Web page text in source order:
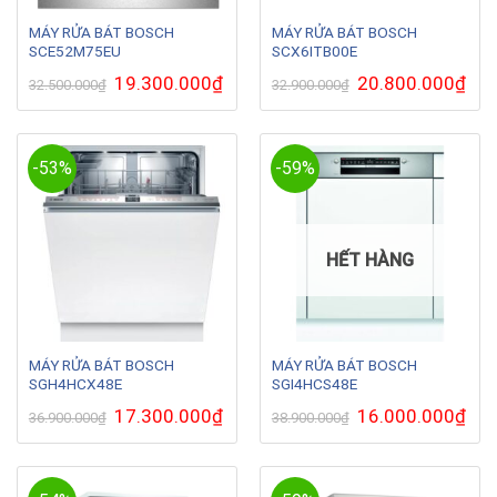
MÁY RỬA BÁT BOSCH
SCE52M75EU
32.500.000₫ Giá
gốc
là:
19.300.000₫Giá
hiện
tại
19.300.000₫.
MÁY RỬA BÁT BOSCH
SCX6ITB00E
32.900.000₫ Giá
gốc
là:
20.800.000₫Giá
hiện
tại
-53%
MÁY RỬA BÁT BOSCH
SGH4HCX48E
36.900.000₫ Giá
gốc
là:
17.300.000₫Giá
hiện
tại
17.300.000₫.
-59%
HẾT HÀNG
MÁY RỬA BÁT BOSCH
SGI4HCS48E
38.900.000₫ Giá
gốc
là:
16.000.000₫Giá
hiện
tại